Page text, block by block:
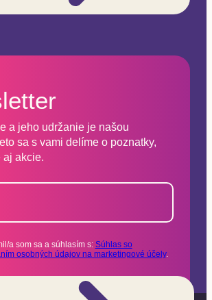
a jeho udržanie je našou
sa s vami delíme o poznatky,
aj akcie.
a som sa a súhlasím s: Súhlas so
osobných údajov na marketingové účely.